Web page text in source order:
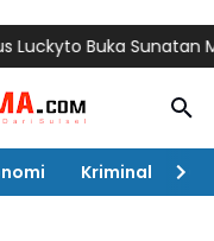
Buka Sunatan Massal,
Kriminal